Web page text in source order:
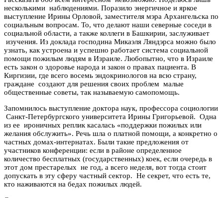
несколькими наблюдениями. Поразило энергичное и яркое
выступление Ирины Орловой, заместителя мэра Архангельска по
социальным вопросам. То, что делают наши северные соседи в
социальной области, а также коллеги в Башкирии, заслуживает
изучения. Из доклада господина Микаэля Ляндэрса можно было
узнать, как устроена и успешно работает система социальной
помощи пожилым людям в Израиле. Любопытно, что в Израиле
есть закон о здоровье народа и закон о правах пациента. В
Киргизии, где всего восемь эндокринологов на всю страну,
граждане создают для решения своих проблем малые
общественные советы, так называемую самопомощь.
Запомнилось выступление доктора наук, профессора социологии
Санкт-Петербургского университета Ирины Григорьевой. Одна
из ее ироничных реплик касалась «поддержки пожилых или
желания обслужить». Речь шла о платной помощи, а конкретно о
частных домах-интернатах. Были такие предложения от
участников конференции: если в районе определенное
количество бесплатных (государственных) коек, если очередь в
этот дом престарелых не год, а всего неделя, вот тогда стоит
допускать в эту сферу частный сектор. Не секрет, что есть те,
кто наживаются на бедах пожилых людей.